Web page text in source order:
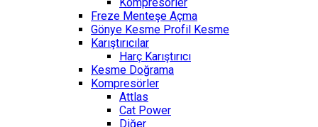
Freze Menteşe Açma
Gönye Kesme Profil Kesme
Karıştırıcılar
Harç Karıştırıcı
Kesme Doğrama
Kompresörler
Attlas
Cat Power
Diğer